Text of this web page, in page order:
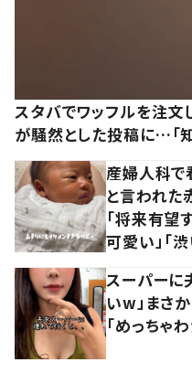
スタバでワッフルを注文
が騒然とした投稿に…「
産婦人科で
と言われ
「将来有望
可愛い」「渋
スーパーに
いw」まさ
「めっちゃ